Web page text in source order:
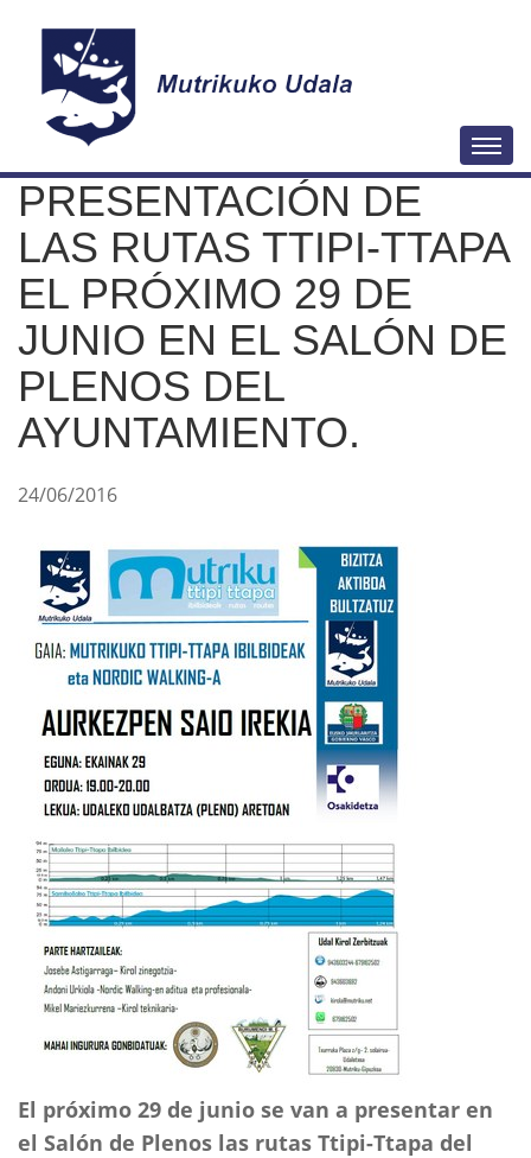
a
PRESENTACIÓN DE
LAS RUTAS TTIPI-TTAPA
EL PRÓXIMO 29 DE
JUNIO EN EL SALÓN DE
PLENOS DEL
AYUNTAMIENTO.
24/06/2016
El próximo 29 de junio se van a presentar en
el Salón de Plenos las rutas Ttipi-Ttapa del